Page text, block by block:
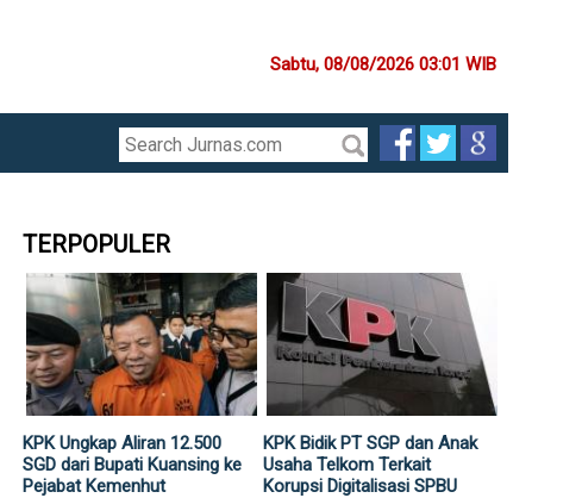
Sabtu, 08/08/2026 03:01 WIB
TERPOPULER
KPK Ungkap Aliran 12.500
SGD dari Bupati Kuansing ke
Pejabat Kemenhut
KPK Bidik PT SGP dan Anak
Usaha Telkom Terkait
Korupsi Digitalisasi SPBU